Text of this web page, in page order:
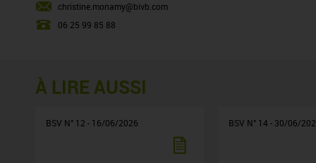
christine.monamy@bivb.com
06 25 99 85 88
À LIRE AUSSI
BSV N° 12 - 16/06/2026 BSV N° 14 - 30/06/